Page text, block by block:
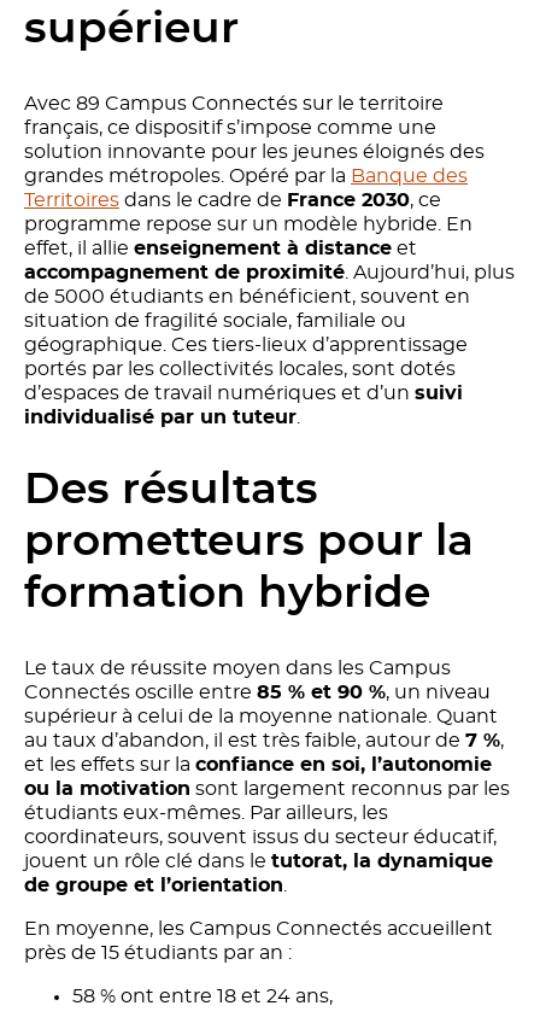
supérieur
Avec 89 Campus Connectés sur le territoire
français, ce dispositif s’impose comme une
solution innovante pour les jeunes éloignés des
grandes métropoles. Opéré par la Banque des
Territoires dans le cadre de France 2030, ce
programme repose sur un modèle hybride. En
effet, il allie enseignement à distance et
accompagnement de proximité . Aujourd’hui, plus
de 5000 étudiants en bénéficient, souvent en
situation de fragilité sociale, familiale ou
géographique. Ces tiers-lieux d’apprentissage
portés par les collectivités locales, sont dotés
d’espaces de travail numériques et d’un suivi
individualisé par un tuteur
Des résultats
prometteurs pour la
formation hybride
Le taux de réussite moyen dans les Campus
Connectés oscille entre 85 % et 90 %, un niveau
supérieur à celui de la moyenne nationale. Quant
au taux d’abandon, il est très faible, autour de 7 %,
et les effets sur la confiance en soi, l’autonomie
ou la motivation sont largement reconnus par les
étudiants eux-mêmes. Par ailleurs, les
coordinateurs, souvent issus du secteur éducatif,
jouent un rôle clé dans le tutorat, la dynamique
de groupe et l’orientation.
En moyenne, les Campus Connectés accueillent
près de 15 étudiants par an :
58 % ont entre 18 et 24 ans,